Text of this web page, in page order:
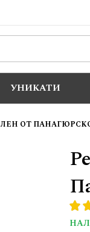
УНИКАТИ
ОТ